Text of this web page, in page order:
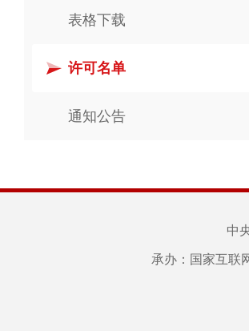
表格下载
许可名单
通知公告
中
承办：国家互